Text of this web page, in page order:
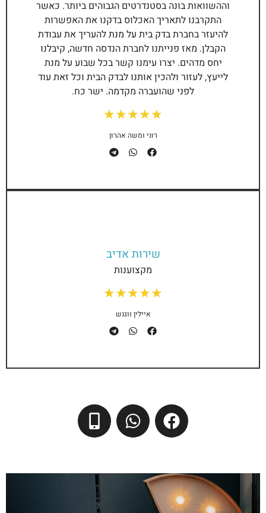
וההשוואות בונה בסטנדרטים הגבוהים ביותר. כאשר
התקרבנו לתאריך האכלוס בדקנו את האפשרות
להיעזר בחברתבדק בית על מנת להעריך את עבודת
הקבלן. מאז פנייתנו לחברת הנדסה חדשה, קיבלנו
יחס מדהים. יצרו עימנו קשר בכל שבוע על מנת
לייעץ, לעזור ולהכין אותנו לבדק הבית וכל זאת עוד
לפני שהועברה מקדמה. ישר כח.
★
★
★
★
★
רוני ומשה אהרון
שירות אדיב
מקצוענות
★
★
★
★
★
איילין ווגנש